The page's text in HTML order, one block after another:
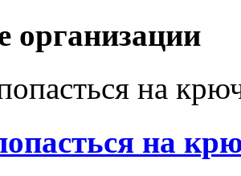
организации
на